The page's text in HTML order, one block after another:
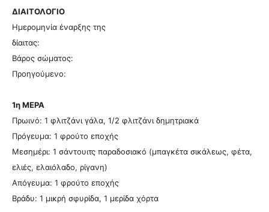
ΔΙΑΙΤΟΛΟΓΙΟ
Ημερομηνία έναρξης της
δίαιτας:
Βάρος σώματος:
Προηγούμενο:
1η ΜΕΡΑ
Πρωινό: 1 φλιτζάνι γάλα, 1/2 φλιτζάνι δημητριακά
Πρόγευμα: 1 φρούτο εποχής
Μεσημέρι: 1 σάντουιτς παραδοσιακό (μπαγκέτα σικάλεως, φέτα,
ελιές, ελαιόλαδο, ρίγανη)
Απόγευμα: 1 φρούτο εποχής
Βράδυ: 1 μικρή σφυρίδα, 1 μερίδα χόρτα